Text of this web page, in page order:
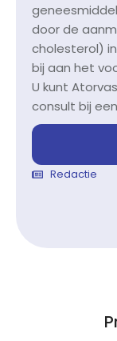
door de
cholesterol)
bij aan het
U kunt
consult bij
Redactie